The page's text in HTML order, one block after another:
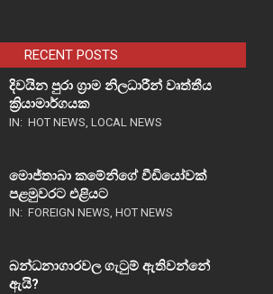
RECENT POSTS
දිවයින පුරා ග්‍රාම නිලධාරීන් වෘත්තීය
ක්‍රියාමාර්ගයක
IN: HOT NEWS, LOCAL NEWS
මොජ්තාබා කමේනිගේ වීඩියෝවක්
පළමුවරට එළියට
IN: FOREIGN NEWS, HOT NEWS
බන්ධනාගාරවල ගැටුම් ඇතිවන්නේ
ඇයි?